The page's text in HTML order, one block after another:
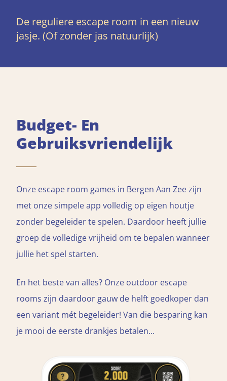
De reguliere escape room in een nieuw
jasje. (Of zonder jas natuurlijk)
Budget- En
Gebruiksvriendelijk
Onze escape room games in Bergen Aan Zee zijn
met onze simpele app volledig op eigen houtje
zonder begeleider te spelen. Daardoor heeft jullie
groep de volledige vrijheid om te bepalen wanneer
jullie het spel starten.
En het beste van alles? Onze outdoor escape
rooms zijn daardoor gauw de helft goedkoper dan
een variant mét begeleider! Van die besparing kan
je mooi de eerste drankjes betalen...